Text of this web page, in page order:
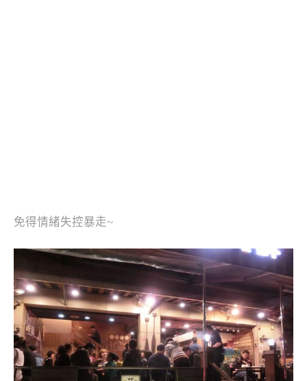
免得情緒失控暴走~